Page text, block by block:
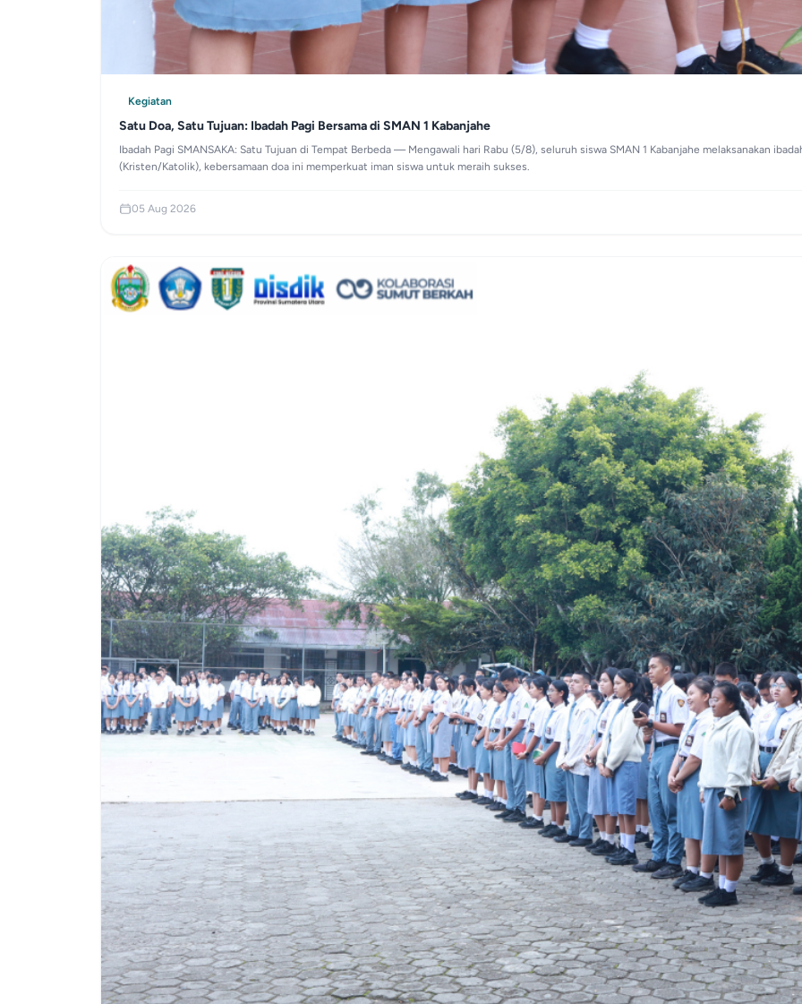
Kegiatan
Satu Doa, Satu Tujuan: Ibadah Pagi Bersama di SMAN 1 Kabanjahe
Ibadah Pagi SMANSAKA: Satu Tujuan di Tempat Berbeda — Mengawali hari Rabu (5/8), seluruh siswa SMAN 1 Kabanjahe melaksanakan
(Kristen/Katolik), kebersamaan doa ini memperkuat iman siswa untuk meraih sukses.
05 Aug 2026